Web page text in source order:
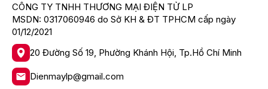
Karaoke Mic Yes
Game Feature
Auto Game Mode (ALLM) Yes
Game Motion Plus Yes
Dynamic Black EQ Yes
CÔNG TY TNHH THƯƠNG MẠI ĐIỆN TỬ LP
MSDN: 0317060946 do Sở KH & ĐT TPHCM cấp ngày
01/12/2021
20 Đường Số 19, Phường Khánh Hội, Tp.Hồ Chí Minh
Dienmaylp@gmail.com